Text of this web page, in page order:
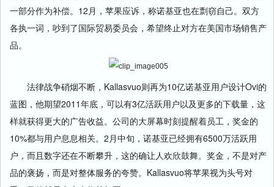
一部分作为补偿。12月，苹果应诉，称诺基亚也在剽窃自己。双方
各执一词，吵到了国际贸易委员会，希望终止对方在美国市场销售产
品。
法律战争硝烟不断，Kallasvuo则再为10亿诺基亚用户设计Ovi的
蓝图，他期望2011年底，可以有3亿活跃用户以及更多的下载量，这
样就获得更大的广告收益。公司的大屏幕时刻提醒着员工，奖金的
10%都与用户息息相关。2月中旬，诺基亚已经拥有6500万活跃用
户，而且数字还在不断攀升，这的确让人欢欣鼓舞。奖金，不是对产
品的褒扬，而是对整体服务的夸赞。Kallasvuo将苹果视为头号对